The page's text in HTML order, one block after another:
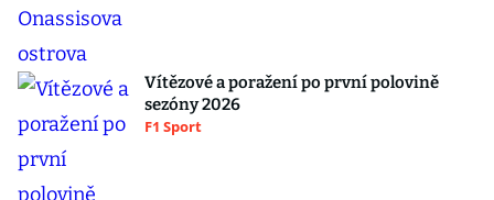
Vítězové a poražení po první polovině
sezóny 2026
F1 Sport